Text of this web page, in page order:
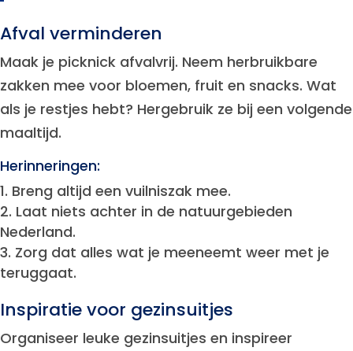
Afval verminderen
Maak je picknick afvalvrij. Neem herbruikbare
zakken mee voor bloemen, fruit en snacks. Wat
als je restjes hebt? Hergebruik ze bij een volgende
maaltijd.
Herinneringen:
Breng altijd een vuilniszak mee.
Laat niets achter in de natuurgebieden
Nederland.
Zorg dat alles wat je meeneemt weer met je
teruggaat.
Inspiratie voor gezinsuitjes
Organiseer leuke gezinsuitjes en inspireer